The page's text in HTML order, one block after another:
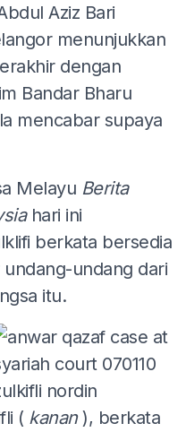
Aziz Bari
menunjukkan
dengan
Bandar Bharu
mencabar supaya
Melayu Berita
hari ini
berkata bersedia
undang dari
itu.
( kanan), berkata